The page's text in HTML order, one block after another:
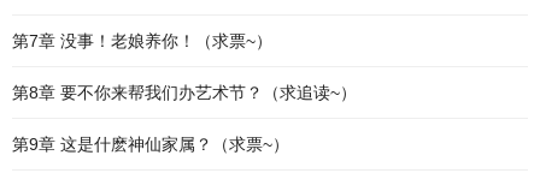
第7章 没事！老娘养你！（求票~）
第8章 要不你来帮我们办艺术节？（求追读~）
第9章 这是什麽神仙家属？（求票~）